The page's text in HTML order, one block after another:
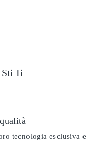
Sti Ii
tecnologia esclusiva e